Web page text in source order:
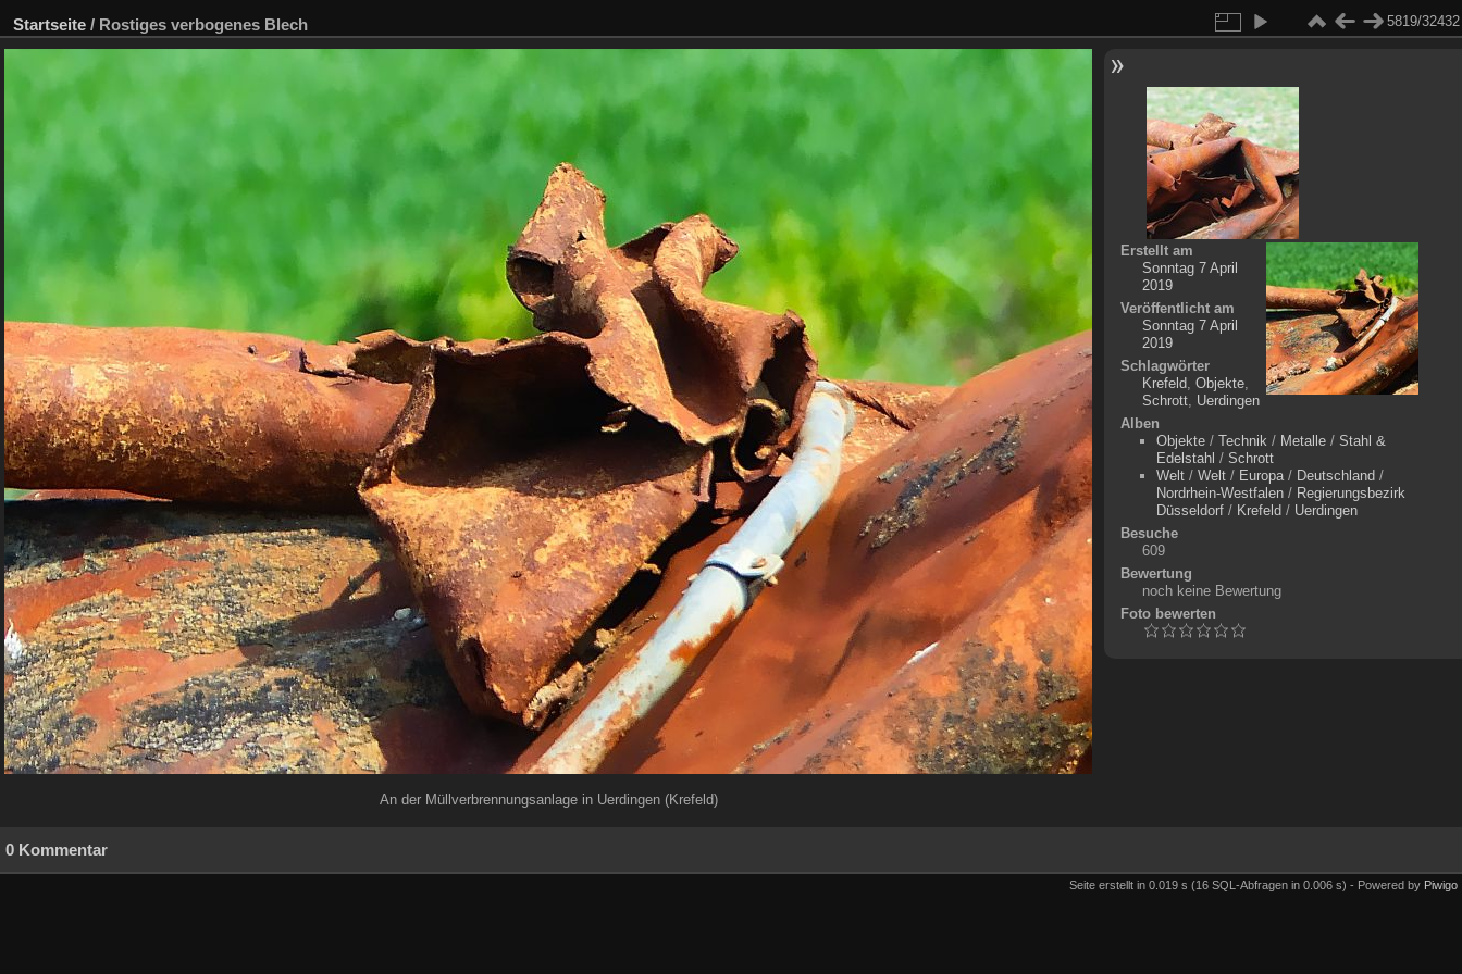
Startseite / Rostiges verbogenes Blech 5819/32432
An der Müllverbrennungsanlage in Uerdingen (Krefeld)
Erstellt am
Sonntag 7 April
2019
Veröffentlicht am
Sonntag 7 April
2019
Schlagwörter
Krefeld, Objekte,
Schrott, Uerdingen
Alben
Objekte/ Technik/ Metalle/ Stahl &
Edelstahl / Schrott
Welt/ Welt/ Europa/ Deutschland /
Nordrhein-Westfalen/ Regierungsbezirk
Düsseldorf/ Krefeld / Uerdingen
Besuche
609
Bewertung
noch keine Bewertung
Foto bewerten
0 Kommentar
Seite erstellt in 0.019 s (16 SQL-Abfragen in 0.006 s) - Powered by Piwigo